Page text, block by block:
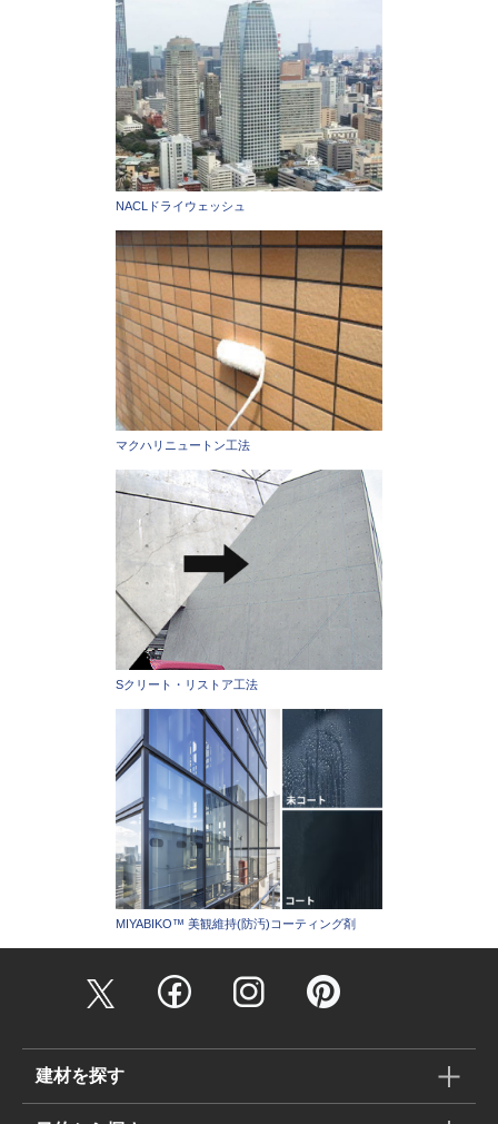
NACLドライウェッシュ
マクハリニュートン工法
Sクリート・リストア工法
MIYABIKO™ 美観維持(防汚)コーティング剤
建材を探す